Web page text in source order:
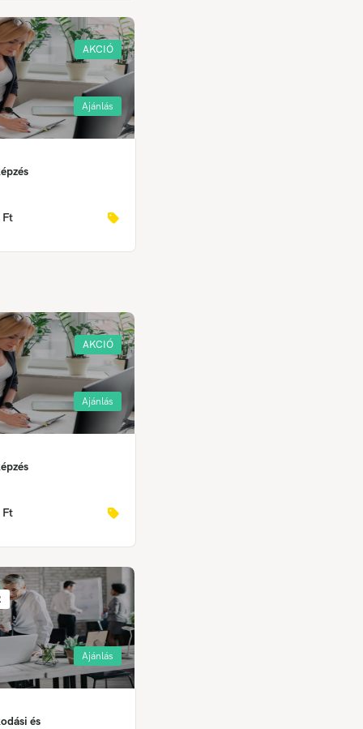
AKCIÓ
Ajánlás
Ft
AKCIÓ
Ajánlás
Ft
Ajánlás
és